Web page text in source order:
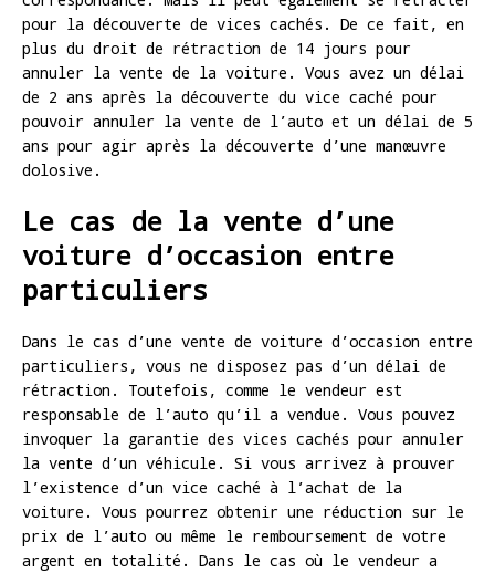
pour la découverte de vices cachés. De ce fait, en
plus du droit de rétraction de 14 jours pour
annuler la vente de la voiture. Vous avez un délai
de 2 ans après la découverte du vice caché pour
pouvoir annuler la vente de l’auto et un délai de 5
ans pour agir après la découverte d’une manœuvre
dolosive.
Le cas de la vente d’une
voiture d’occasion entre
particuliers
Dans le cas d’une vente de voiture d’occasion entre
particuliers, vous ne disposez pas d’un délai de
rétraction. Toutefois, comme le vendeur est
responsable de l’auto qu’il a vendue. Vous pouvez
invoquer la garantie des vices cachés pour annuler
la vente d’un véhicule. Si vous arrivez à prouver
l’existence d’un vice caché à l’achat de la
voiture. Vous pourrez obtenir une réduction sur le
prix de l’auto ou même le remboursement de votre
argent en totalité. Dans le cas où le vendeur a